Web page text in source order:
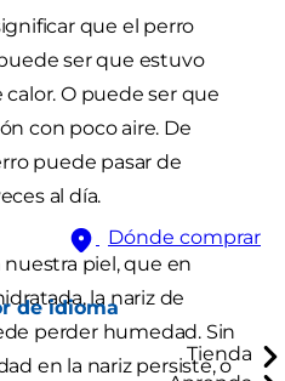
Dónde comprar
de idioma
Tienda
que el perro
ser que estuvo
O puede ser que
con poco aire. De
puede pasar de
al día.
piel, que en
la nariz de
perder humedad. Sin
en la nariz persiste, o